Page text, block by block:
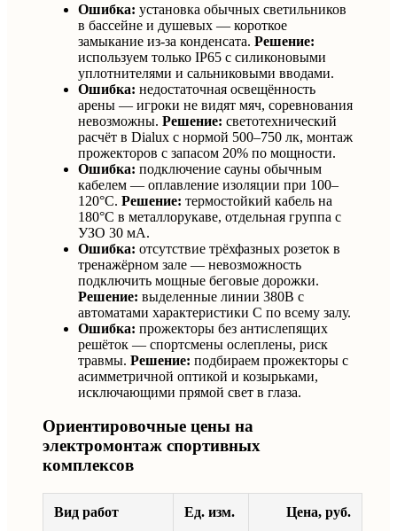
Ошибка: установка обычных светильников
в бассейне и душевых — короткое
замыкание из-за конденсата. Решение:
используем только IP65 с силиконовыми
уплотнителями и сальниковыми вводами.
Ошибка: недостаточная освещённость
арены — игроки не видят мяч, соревнования
невозможны. Решение: светотехнический
расчёт в Dialux с нормой 500–750 лк, монтаж
прожекторов с запасом 20% по мощности.
Ошибка: подключение сауны обычным
кабелем — оплавление изоляции при 100–
120°C. Решение: термостойкий кабель на
180°C в металлорукаве, отдельная группа с
УЗО 30 мА.
Ошибка: отсутствие трёхфазных розеток в
тренажёрном зале — невозможность
подключить мощные беговые дорожки.
Решение: выделенные линии 380В с
автоматами характеристики C по всему залу.
Ошибка: прожекторы без антислепящих
решёток — спортсмены ослеплены, риск
травмы. Решение: подбираем прожекторы с
асимметричной оптикой и козырьками,
исключающими прямой свет в глаза.
Ориентировочные цены на
электромонтаж спортивных
комплексов
Вид работ Ед. изм. Цена, руб.